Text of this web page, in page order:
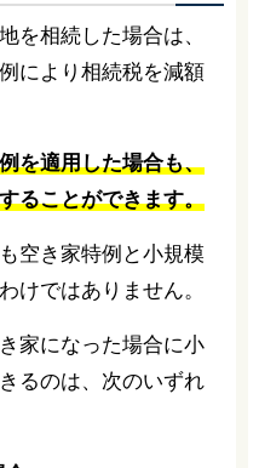
を相続した場合は、
により相続税を減額
を適用した場合も、
ることができます。
空き家特例と小規模
けではありません。
家になった場合に小
るのは、次のいずれ